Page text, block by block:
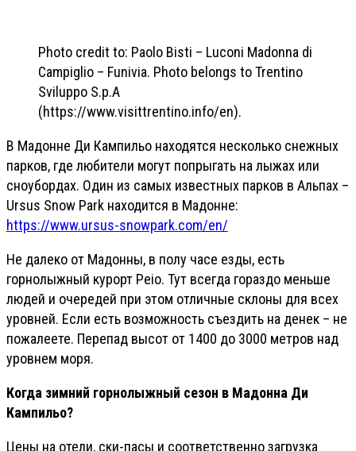
Photo credit to: Paolo Bisti – Luconi Madonna di
Campiglio – Funivia. Photo belongs to Trentino
Sviluppo S.p.A
(https://www.visittrentino.info/en).
В Мадонне Ди Кампильо находятся несколько снежных
парков, где любители могут попрыгать на лыжах или
сноубордах. Один из самых известных парков в Альпах –
Ursus Snow Park находится в Мадонне:
https://www.ursus-snowpark.com/en/
Не далеко от Мадонны, в полу часе езды, есть
горнолыжный курорт Peio. Тут всегда гораздо меньше
людей и очередей при этом отличные склоны для всех
уровней. Если есть возможность съездить на денек – не
пожалеете. Перепад высот от 1400 до 3000 метров над
уровнем моря.
Когда зимний горнолыжный сезон в Мадонна Ди
Кампильо?
Цены на отели, ски-пасы и соответственно загрузка